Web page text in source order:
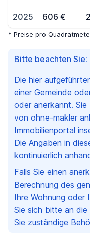
Bitte beachten Sie:
Die hier
einer Gemeinde
oder anerkannt. Sie
von ohne-makler
Immobilienportal
Die Angaben in
kontinuierlich
Falls Sie einen
Berechnung des
Ihre Wohnung oder
Sie sich bitte an
Sie zuständige
2025 606 €
* Preise pro